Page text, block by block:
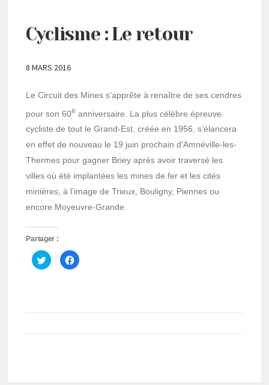
Cyclisme : Le retour
8 MARS 2016
Le Circuit des Mines s’apprête à renaître de ses cendres
pour son 60e anniversaire. La plus célèbre épreuve
cycliste de tout le Grand-Est, créée en 1956, s’élancera
en effet de nouveau le 19 juin prochain d’Amnéville-les-
Thermes pour gagner Briey après avoir traversé les
villes où été implantées les mines de fer et les cités
minières, à l’image de Trieux, Bouligny, Piennes ou
encore Moyeuvre-Grande.
Partager :
Cliquez
pour
partager
Cliquez
pour